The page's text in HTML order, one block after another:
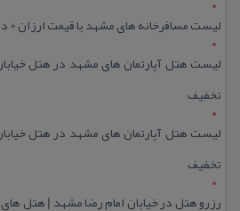
لیست مسافرخانه های مشهد با قیمت ارزان + داری
تخفیف
تخفیف